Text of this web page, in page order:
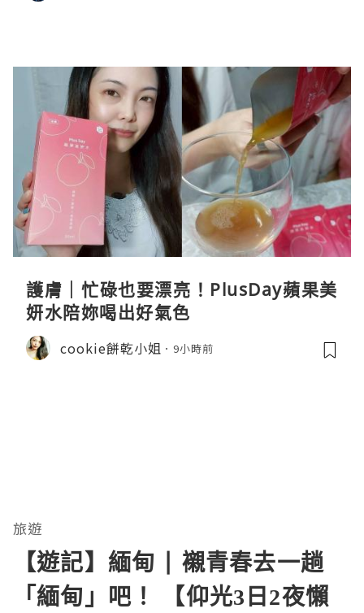
護膚｜忙碌也要漂亮！PlusDay蘋果美
妍水陪妳喝出好氣色
cookie餅乾小姐 9小時前
旅遊
【遊記】緬甸 | 襯青春去一趟
「緬甸」吧！ 【仰光3日2夜懶